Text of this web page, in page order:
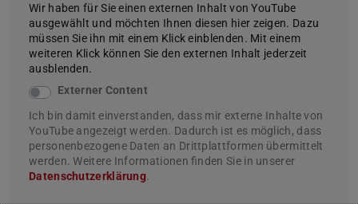
Wir haben für Sie einen externen Inhalt von YouTube
ausgewählt und möchten Ihnen diesen hier zeigen. Dazu
müssen Sie ihn mit einem Klick einblenden. Mit einem
weiteren Klick können Sie den externen Inhalt jederzeit
ausblenden.
Externer Content
Ich bin damit einverstanden, dass mir externe Inhalte von
YouTube angezeigt werden. Dadurch ist es möglich, dass
personenbezogene Daten an Drittplattformen übermittelt
werden. Weitere Informationen finden Sie in unserer
Datenschutzerklärung.